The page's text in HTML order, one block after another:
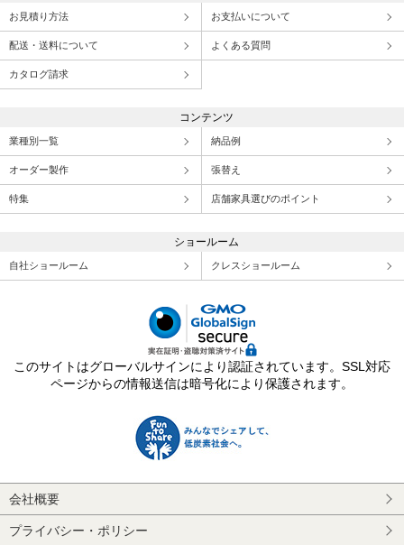
お見積り方法 お支払いについて
配送・送料について よくある質問
カタログ請求
コンテンツ
業種別一覧 納品例
オーダー製作 張替え
特集 店舗家具選びのポイント
ショールーム
自社ショールーム クレスショールーム
このサイトはグローバルサインにより認証されています。SSL対応
ページからの情報送信は暗号化により保護されます。
会社概要
プライバシー・ポリシー